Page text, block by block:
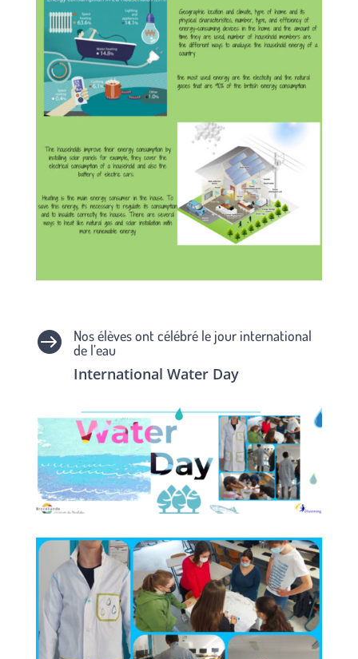

Nos élèves ont célébré le jour international
de l’eau
International Water Day